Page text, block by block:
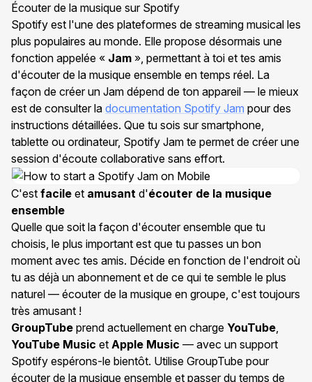
Écouter de la musique sur Spotify
Spotify est l'une des plateformes de streaming musical les
plus populaires au monde. Elle propose désormais une
fonction appelée « Jam », permettant à toi et tes amis
d'écouter de la musique ensemble en temps réel. La
façon de créer un Jam dépend de ton appareil — le mieux
est de consulter la documentation Spotify Jam pour des
instructions détaillées. Que tu sois sur smartphone,
tablette ou ordinateur, Spotify Jam te permet de créer une
session d'écoute collaborative sans effort.
C'est facile et amusant d'écouter de la musique
ensemble
Quelle que soit la façon d'écouter ensemble que tu
choisis, le plus important est que tu passes un bon
moment avec tes amis. Décide en fonction de l'endroit où
tu as déjà un abonnement et de ce qui te semble le plus
naturel — écouter de la musique en groupe, c'est toujours
très amusant !
GroupTube prend actuellement en charge YouTube,
YouTube Music et Apple Music — avec un support
Spotify espérons-le bientôt. Utilise GroupTube pour
écouter de la musique ensemble et passer du temps de